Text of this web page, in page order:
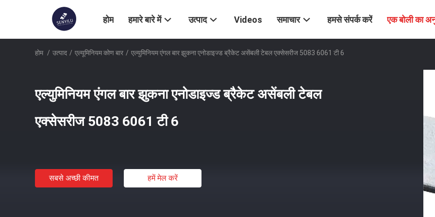
होम हमारे बारे में उत्पाद Videos समाचार हमसे संपर्क करें एक बोली का
होम / उत्पाद / एल्यूमिनियम कोण बार / एल्युमिनियम एंगल बार झुकना एनोडाइज्ड ब्रैकेट असेंबली टेबल एक्सेसरीज 5083 6061 टी 6
एल्युमिनियम एंगल बार झुकना एनोडाइज्ड ब्रैकेट असेंबली टेबल
एक्सेसरीज 5083 6061 टी 6
सबसे अच्छी कीमत हमें मेल करें